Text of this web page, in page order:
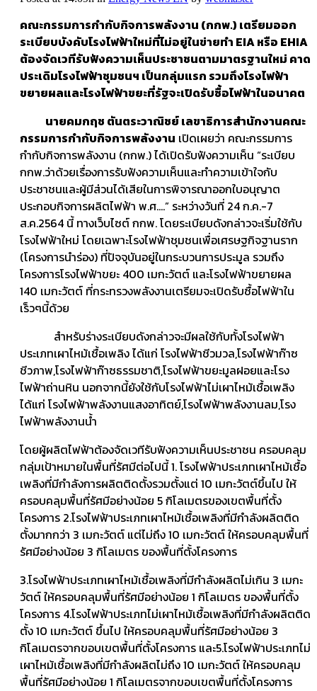
คณะกรรมการกำกับกิจการพลังงาน (กกพ.) เตรียมออก
ระเบียบบังคับโรงไฟฟ้าใหม่ที่ไม่อยู่ในข่ายทำ EIA หรือ EHIA
ต้องจัดเวทีรับฟังความเห็นประชาชนตามมาตรฐานใหม่ คาด
ประเดิมโรงไฟฟ้าชุมชนฯ เป็นกลุ่มแรก รวมถึงโรงไฟฟ้า
ขยายผลและโรงไฟฟ้าขยะที่รัฐจะเปิดรับซื้อไฟฟ้าในอนาคต
นายคมกฤช ตันตระวาณิชย์ เลขาธิการสำนักงานคณะ
กรรมการกำกับกิจการพลังงาน เปิดเผยว่า คณะกรรมการ
กำกับกิจการพลังงาน (กกพ.) ได้เปิดรับฟังความเห็น “ระเบียบ
กกพ.ว่าด้วยเรื่องการรับฟังความเห็นและทำความเข้าใจกับ
ประชาชนและผู้มีส่วนได้เสียในการพิจารณาออกใบอนุญาต
ประกอบกิจการผลิตไฟฟ้า พ.ศ….” ระหว่างวันที่ 24 ก.ค.-7
ส.ค.2564 นี้ ทางเว็บไซต์ กกพ. โดยระเบียบดังกล่าวจะเริ่มใช้กับ
โรงไฟฟ้าใหม่ โดยเฉพาะโรงไฟฟ้าชุมชนเพื่อเศรษฐกิจฐานราก
(โครงการนำร่อง) ที่ปัจจุบันอยู่ในกระบวนการประมูล รวมถึง
โครงการโรงไฟฟ้าขยะ 400 เมกะวัตต์ และโรงไฟฟ้าขยายผล
140 เมกะวัตต์ ที่กระทรวงพลังงานเตรียมจะเปิดรับซื้อไฟฟ้าใน
เร็วๆนี้ด้วย
สำหรับร่างระเบียบดังกล่าวจะมีผลใช้กับทั้งโรงไฟฟ้า
ประเภทเผาไหม้เชื้อเพลิง ได้แก่ โรงไฟฟ้าชีวมวล,โรงไฟฟ้าก๊าซ
ชีวภาพ,โรงไฟฟ้าก๊าซธรรมชาติ,โรงไฟฟ้าขยะมูลฝอยและโรง
ไฟฟ้าถ่านหิน นอกจากนี้ยังใช้กับโรงไฟฟ้าไม่เผาไหม้เชื้อเพลิง
ได้แก่ โรงไฟฟ้าพลังงานแสงอาทิตย์,โรงไฟฟ้าพลังงานลม,โรง
ไฟฟ้าพลังงานน้ำ
โดยผู้ผลิตไฟฟ้าต้องจัดเวทีรับฟังความเห็นประชาชน ครอบคลุม
กลุ่มเป้าหมายในพื้นที่รัศมีต่อไปนี้ 1. โรงไฟฟ้าประเภทเผาไหม้เชื้อ
เพลิงที่มีกำลังการผลิตติดตั้งรวมตั้งแต่ 10 เมกะวัตต์ขึ้นไป ให้
ครอบคลุมพื้นที่รัศมีอย่างน้อย 5 กิโลเมตรของเขตพื้นที่ตั้ง
โครงการ 2.โรงไฟฟ้าประเภทเผาไหม้เชื้อเพลิงที่มีกำลังผลิตติด
ตั้งมากกว่า 3 เมกะวัตต์ แต่ไม่ถึง 10 เมกะวัตต์ ให้ครอบคลุมพื้นที่
รัศมีอย่างน้อย 3 กิโลเมตร ของพื้นที่ตั้งโครงการ
3.โรงไฟฟ้าประเภทเผาไหม้เชื้อเพลิงที่มีกำลังผลิตไม่เกิน 3 เมกะ
วัตต์ ให้ครอบคลุมพื้นที่รัศมีอย่างน้อย 1 กิโลเมตร ของพื้นที่ตั้ง
โครงการ 4.โรงไฟฟ้าประเภทไม่เผาไหม้เชื้อเพลิงที่มีกำลังผลิตติด
ตั้ง 10 เมกะวัตต์ ขึ้นไป ให้ครอบคลุมพื้นที่รัศมีอย่างน้อย 3
กิโลเมตรจากขอบเขตพื้นที่ตั้งโครงการ และ5.โรงไฟฟ้าประเภทไม่
เผาไหม้เชื้อเพลิงที่มีกำลังผลิตไม่ถึง 10 เมกะวัตต์ ให้ครอบคลุม
พื้นที่รัศมีอย่างน้อย 1 กิโลเมตรจากขอบเขตพื้นที่ตั้งโครงการ